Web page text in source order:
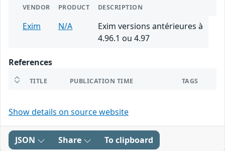
VENDOR PRODUCT DESCRIPTION
Exim N/A
Exim versions antérieures à
4.96.1 ou 4.97
References
TITLE PUBLICATION TIME TAGS
Show details on source website
JSON Share To clipboard